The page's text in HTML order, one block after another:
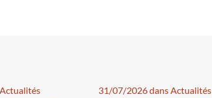
31/07/2026 dans Actualités